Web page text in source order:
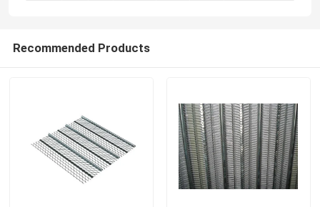
Recommended Products